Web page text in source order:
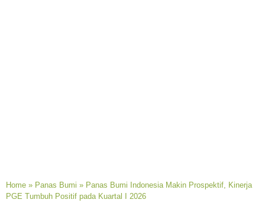
Home » Panas Bumi » Panas Bumi Indonesia Makin Prospektif, Kinerja
PGE Tumbuh Positif pada Kuartal I 2026